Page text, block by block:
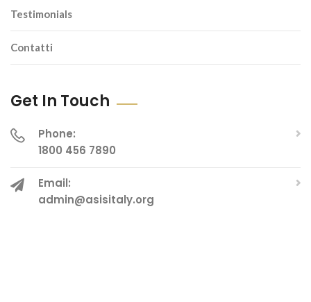
Testimonials
Contatti
Get In Touch
Phone:
1800 456 7890
Email:
admin@asisitaly.org